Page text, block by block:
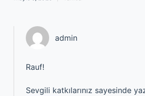
admin
Rauf!
Sevgili katkılarınız sayesinde